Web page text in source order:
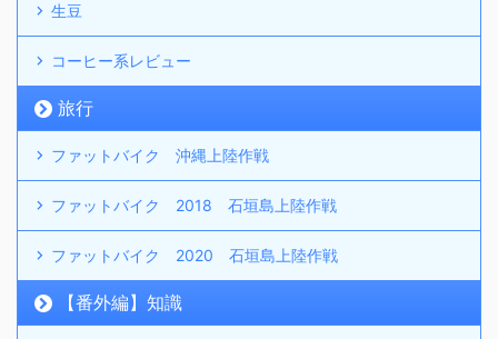
生豆
コーヒー系レビュー
旅行
ファットバイク 沖縄上陸作戦
ファットバイク 2018 石垣島上陸作戦
ファットバイク 2020 石垣島上陸作戦
【番外編】知識